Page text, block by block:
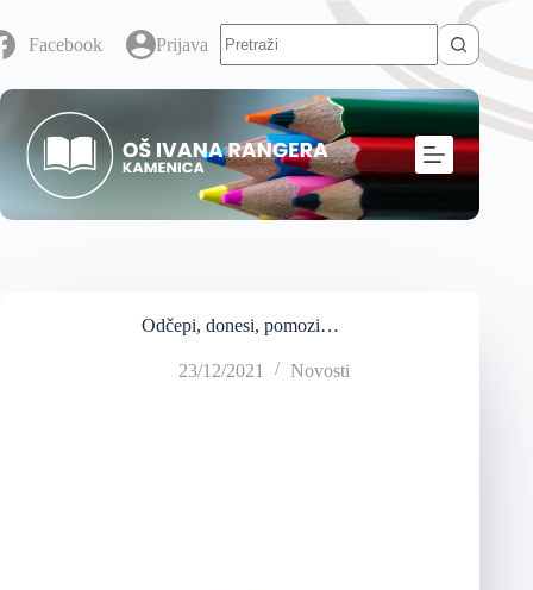
Facebook Prijava
Odčepi, donesi, pomozi…
23/12/2021 Novosti